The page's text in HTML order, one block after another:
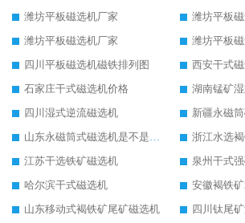
潍坊平板磁选机厂家
潍坊平板
潍坊平板磁选机厂家
潍坊平板
四川平板磁选机磁铁排列图
西安干式
石家庄干式磁选机价格
湖南锰矿
四川湿式逆流磁选机
新疆永磁
山东永磁筒式磁选机是不是强磁
浙江水选
江苏干选铁矿磁选机
泉州干式
哈尔滨干式磁选机
安徽褐铁
山东移动式褐铁矿尾矿磁选机
四川钛尾